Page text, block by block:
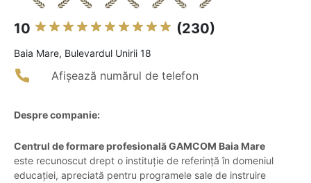
10 (230)
Baia Mare, Bulevardul Unirii 18
Afișează numărul de telefon
Despre companie:
Centrul de formare profesională GAMCOM Baia Mare
este recunoscut drept o instituție de referință în domeniul
educației, apreciată pentru programele sale de instruire